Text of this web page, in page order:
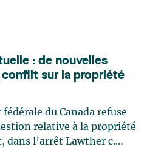
et ce, sans trop de succès.
: de nouvelles
conflit sur la propriété
fédérale du Canada refuse
relative à la propriété
dans l’arrêt Lawther c.